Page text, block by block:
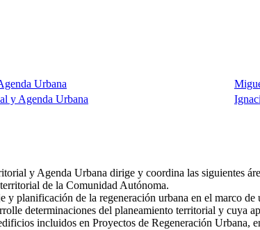
Urbana
y Agenda Urbana
y Agenda Urbana dirige y coordina las siguientes
de la Comunidad Autónoma.
y planificación de la regeneración urbana en el marco
determinaciones del planeamiento territorial y cuya
incluidos en Proyectos de Regeneración Urbana,